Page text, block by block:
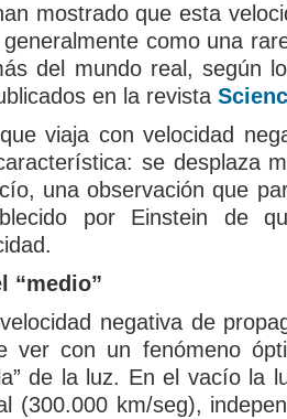
mostrado que esta
como una
del mundo real, según
en la revista
viaja con velocidad
se desplaza
una observación que
por Einstein de
“medio”
negativa de
ver con un fenómeno
de la luz. En el vacío la
(300.000 km/seg),